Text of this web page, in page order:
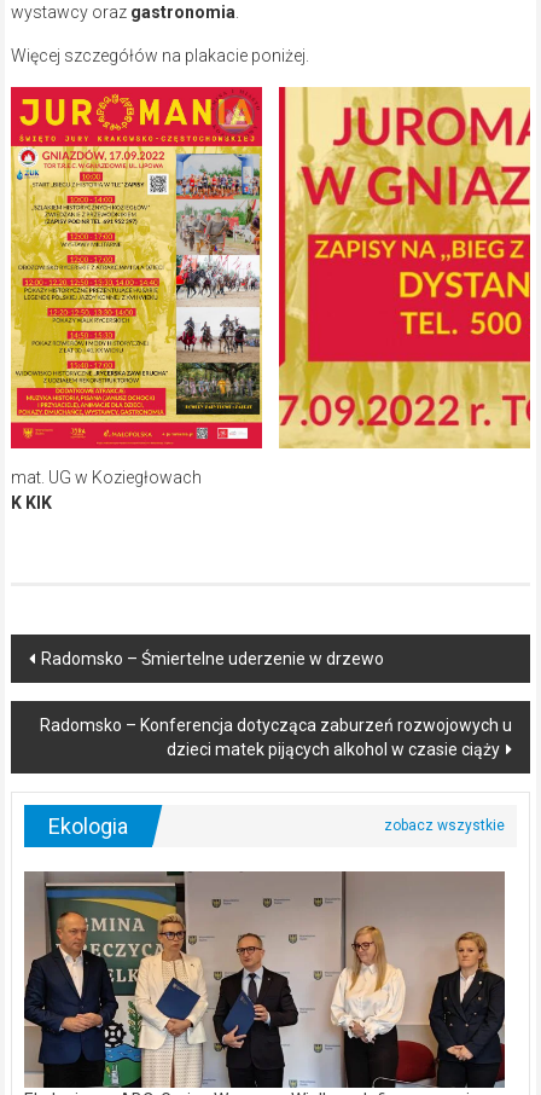
wystawcy oraz gastronomia
Więcej szczegółów na plakacie poniżej.
mat. UG w Koziegłowach
K KIK
Post
navigation
Radomsko – Śmiertelne uderzenie w drzewo
Radomsko – Konferencja dotycząca zaburzeń rozwojowych u
dzieci matek pijących alkohol w czasie ciąży
Ekologia